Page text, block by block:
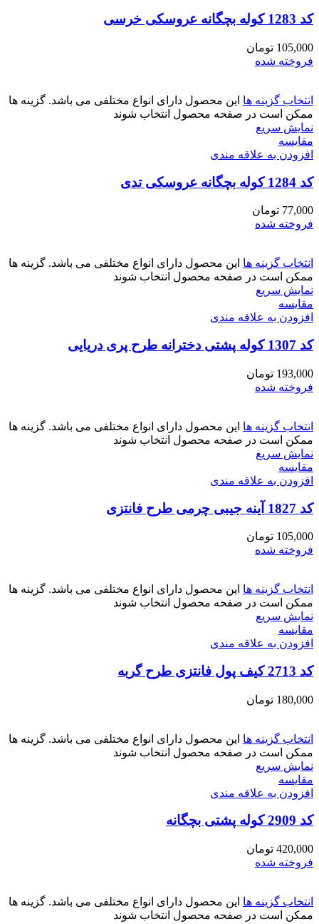
کد 1283 کوله بچگانه عروسکی خرسی
105,000 تومان
فروخته شده
انتخاب گزینه ها این محصول دارای انواع مختلفی می باشد. گزینه ها
ممکن است در صفحه محصول انتخاب شوند
نمایش سریع
مقايسه
افزودن به علاقه مندی
کد 1284 کوله بچگانه عروسکی تدی
77,000 تومان
فروخته شده
انتخاب گزینه ها این محصول دارای انواع مختلفی می باشد. گزینه ها
ممکن است در صفحه محصول انتخاب شوند
نمایش سریع
مقايسه
افزودن به علاقه مندی
کد 1307 کوله پشتی دخترانه طرح پری دریایی
193,000 تومان
فروخته شده
انتخاب گزینه ها این محصول دارای انواع مختلفی می باشد. گزینه ها
ممکن است در صفحه محصول انتخاب شوند
نمایش سریع
مقايسه
افزودن به علاقه مندی
کد 1827 آینه جیبی چرمی طرح فانتزی
105,000 تومان
فروخته شده
انتخاب گزینه ها این محصول دارای انواع مختلفی می باشد. گزینه ها
ممکن است در صفحه محصول انتخاب شوند
نمایش سریع
مقايسه
افزودن به علاقه مندی
کد 2713 کیف پول فانتزی طرح گربه
180,000 تومان
انتخاب گزینه ها این محصول دارای انواع مختلفی می باشد. گزینه ها
ممکن است در صفحه محصول انتخاب شوند
نمایش سریع
مقايسه
افزودن به علاقه مندی
کد 2909 کوله پشتی بچگانه
420,000 تومان
فروخته شده
انتخاب گزینه ها این محصول دارای انواع مختلفی می باشد. گزینه ها
ممکن است در صفحه محصول انتخاب شوند